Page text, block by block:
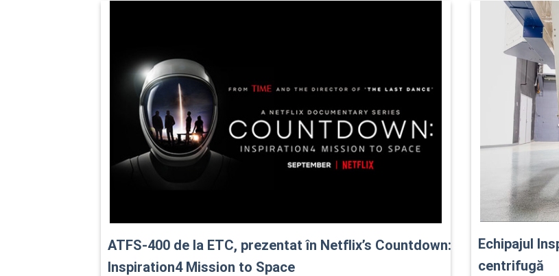
ATFS-400 de la ETC, prezentat în Netflix’s Countdown:
Inspiration4 Mission to Space
Echipajul
centrifugă